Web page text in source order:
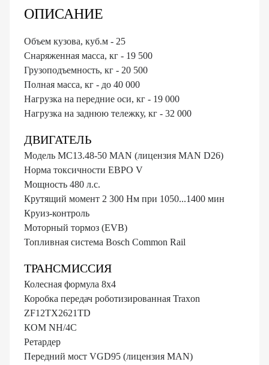
ОПИСАНИЕ
Объем кузова, куб.м - 25
Cнаряженная масса, кг - 19 500
Грузоподъемность, кг - 20 500
Полная масса, кг - до 40 000
Нагрузка на передние оси, кг - 19 000
Нагрузка на заднюю тележку, кг - 32 000
ДВИГАТЕЛЬ
Модель MC13.48-50 MAN (лицензия MAN D26)
Норма токсичности ЕВРО V
Мощность 480 л.с.
Крутящий момент 2 300 Нм при 1050...1400 мин
Круиз-контроль
Моторный тормоз (EVB)
Топливная система Bosch Common Rail
ТРАНСМИССИЯ
Колесная формула 8х4
Коробка передач роботизированная Traxon
ZF12TX2621TD
КОМ NH/4C
Ретардер
Передний мост VGD95 (лицензия MAN)